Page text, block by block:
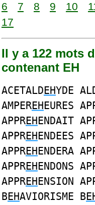
6
7 8 9 10
17
Il y a 122 mots
contenant EH
ACETALDEHYDE
AMPEREHEURES
APPREHENDAIT
APPREHENDEES
APPREHENDERA
APPREHENDONS
APPREHENSION
BEHAVIORISME B